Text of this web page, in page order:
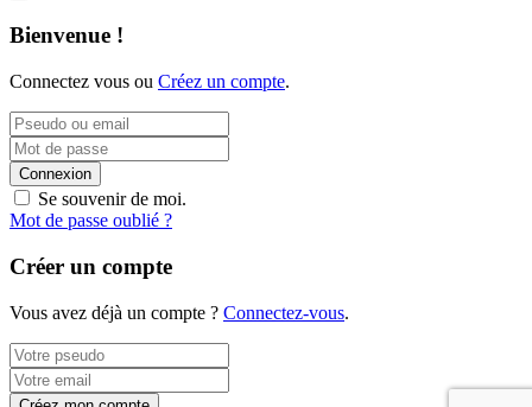
Bienvenue !
Connectez vous ou Créez un compte.
Connexion
Se souvenir de moi.
Mot de passe oublié ?
Créer un compte
Vous avez déjà un compte ? Connectez-vous.